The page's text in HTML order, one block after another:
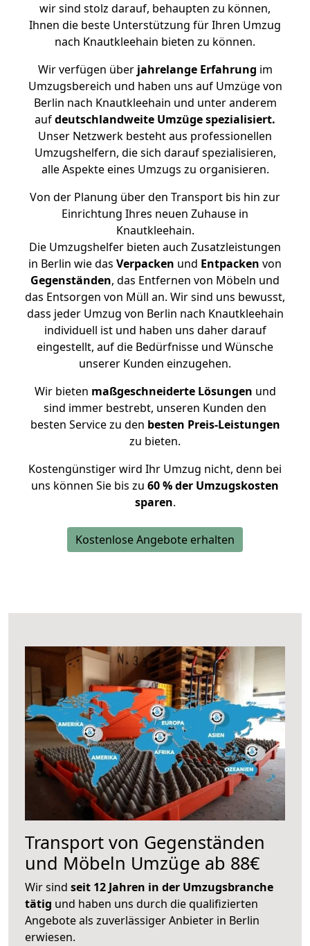
wir sind stolz darauf, behaupten zu können,
Ihnen die beste Unterstützung für Ihren Umzug
nach Knautkleehain bieten zu können.
Wir verfügen überjahrelange Erfahrung im
Umzugsbereich und haben uns auf Umzüge von
Berlin nach Knautkleehain und unter anderem
aufdeutschlandweite Umzüge spezialisiert.
Unser Netzwerk besteht aus professionellen
Umzugshelfern, die sich darauf spezialisieren,
alle Aspekte eines Umzugs zu organisieren.
Von der Planung über den Transport bis hin zur
Einrichtung Ihres neuen Zuhause in
Knautkleehain.
Die Umzugshelfer bieten auch Zusatzleistungen
in Berlin wie das Verpacken und Entpacken von
Gegenständen, das Entfernen von Möbeln und
das Entsorgen von Müll an. Wir sind uns bewusst,
dass jeder Umzug von Berlin nach Knautkleehain
individuell ist und haben uns daher darauf
eingestellt, auf die Bedürfnisse und Wünsche
unserer Kunden einzugehen.
Wir bieten maßgeschneiderte Lösungen und
sind immer bestrebt, unseren Kunden den
besten Service zu den besten Preis-Leistungen
zu bieten.
Kostengünstiger wird Ihr Umzug nicht, denn bei
uns können Sie bis zu 60 % der Umzugskosten
sparen.
Kostenlose Angebote erhalten
Transport von Gegenständen
und Möbeln Umzüge ab 88€
Wir sind seit 12 Jahren in der Umzugsbranche
tätig und haben uns durch die qualifizierten
Angebote als zuverlässiger Anbieter in Berlin
erwiesen.